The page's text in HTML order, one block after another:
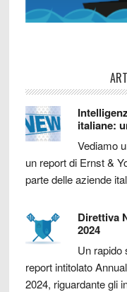
italiane:
Vediamo
un report di Ernst &
parte delle aziende
Direttiva
2024
Un rapido
report intitolato
2024, riguardante gli